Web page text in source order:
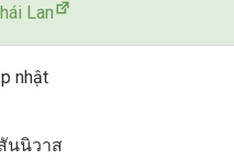
Lan
nhật
นนิวาส